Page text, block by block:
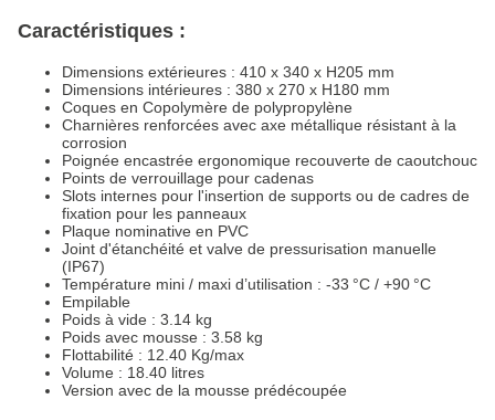
Caractéristiques :
Dimensions extérieures : 410 x 340 x H205 mm
Dimensions intérieures : 380 x 270 x H180 mm
Coques en Copolymère de polypropylène
Charnières renforcées avec axe métallique résistant à la
corrosion
Poignée encastrée ergonomique recouverte de caoutchouc
Points de verrouillage pour cadenas
Slots internes pour l'insertion de supports ou de cadres de
fixation pour les panneaux
Plaque nominative en PVC
Joint d'étanchéité et valve de pressurisation manuelle
(IP67)
Température mini / maxi d’utilisation : -33 °C / +90 °C
Empilable
Poids à vide : 3.14 kg
Poids avec mousse : 3.58 kg
Flottabilité : 12.40 Kg/max
Volume : 18.40 litres
Version avec de la mousse prédécoupée